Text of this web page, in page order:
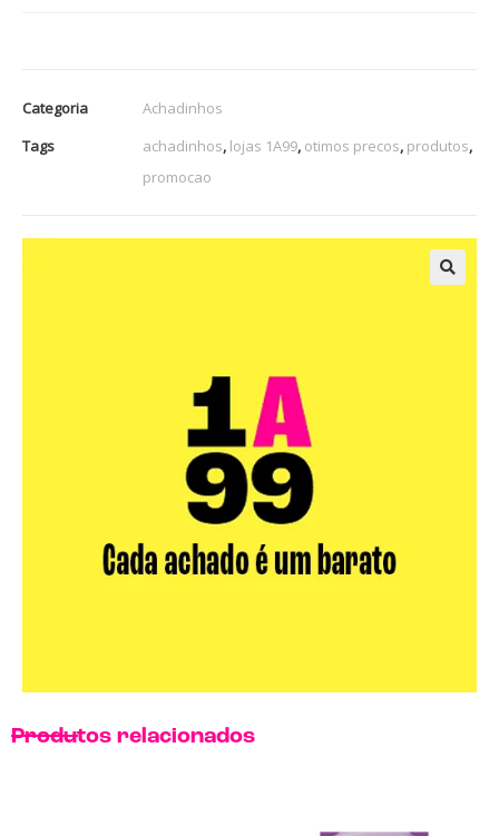
Categoria
Achadinhos
Tags
achadinhos, lojas 1A99, otimos precos, produtos,
promocao
Produtos relacionados